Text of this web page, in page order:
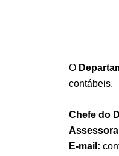
O
contábeis.
Chefe do
E-mail: